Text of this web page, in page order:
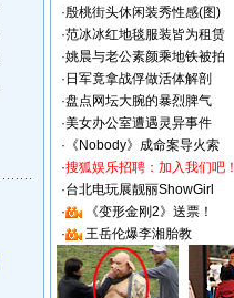
·殷桃街头休闲装秀性感(图)
·范冰冰红地毯服装皆为租赁
·姚晨与老公素颜乘地铁被拍
· 日军竟拿战俘做活体解剖
·盘点网坛大腕的暴烈脾气
·美女办公室遭遇灵异事件
· 《Nobody》成命案导火索
·搜狐娱乐招聘：加入我们吧！
·台北电玩展靓丽ShowGirl
·
《变形金刚2》送票！
·
王岳伦爆李湘胎教